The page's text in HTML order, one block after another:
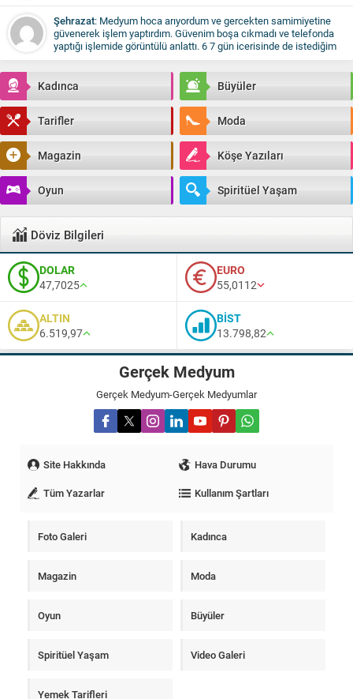
insna.
Şehrazat: Medyum hoca arıyordum ve gercekten samimiyetine
güvenerek işlem yaptırdım. Güvenim boşa cıkmadı ve telefonda
yaptığı işlemide görüntülü anlattı. 6 7 gün icerisinde de istediğim
şey gercekleşti. Yıldızname de baktı. Bayan olması ayrı bir güven
verdi. Çok teşekkür ediyorum ve Medyum hocayı öneriyorum.
Kadınca Büyüler
Tarifler Moda
Magazin Köşe Yazıları
Oyun Spiritüel Yaşam
Döviz Bilgileri
DOLAR
47,7025
EURO
55,0112
ALTIN
6.519,97
BİST
13.798,82
Gerçek Medyum
Gerçek Medyum-Gerçek Medyumlar
Site Hakkında
Hava Durumu
Tüm Yazarlar
Kullanım Şartları
Foto Galeri Kadınca
Magazin Moda
Oyun Büyüler
Spiritüel Yaşam Video Galeri
Yemek Tarifleri